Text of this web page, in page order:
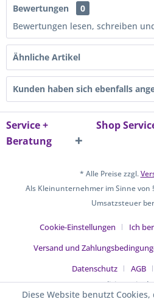
Bewertungen
0
Bewertungen lesen, schreiben
Ähnliche Artikel
Kunden haben sich ebenfalls
Service +
Beratung
Shop
* Alle Preise zzgl.
Als Kleinunternehmer im Sinne von
Umsatzsteuer
Cookie-Einstellungen Ich
Versand und
Datenschutz
AGB
Realisiert mit
Diese Website benutzt